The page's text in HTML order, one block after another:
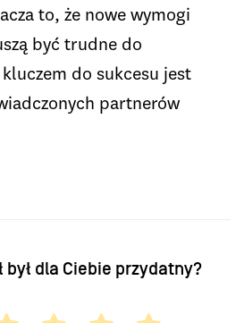
to, że nowe wymogi
być trudne do
do sukcesu jest
partnerów
był dla Ciebie przydatny?